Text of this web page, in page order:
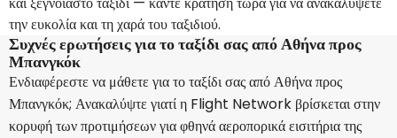
την ευκολία και τη χαρά του ταξιδιού.
Συχνές ερωτήσεις για το ταξίδι σας από Αθήνα προς
Μπανγκόκ
Ενδιαφέρεστε να μάθετε για το ταξίδι σας από Αθήνα προς
Μπανγκόκ; Ανακαλύψτε γιατί η Flight Network βρίσκεται στην
κορυφή των προτιμήσεων για φθηνά αεροπορικά εισιτήρια της